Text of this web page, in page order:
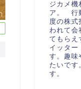
ジカメ機
ア。 行
度の株式
われて会
てもらえ
イッタ
す。趣味
たいです